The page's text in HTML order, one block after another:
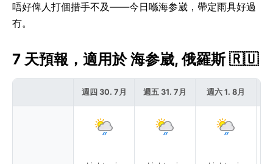
唔好俾人打個措手不及——今日喺海参崴，帶定雨具好過
冇。
7 天預報，適用於 海参崴, 俄羅斯 🇷🇺
週四 30. 7月 週五 31. 7月 週六 1. 8月